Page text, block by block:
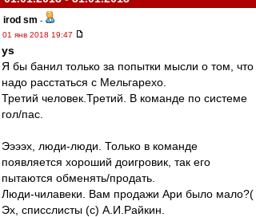
irod sm -
01 янв 2018 19:47
ys
Я бы банил только за попытки мысли о том, что
надо расстаться с Мельгарехо.
Третий человек.Третий. В команде по системе
гол/пас.
Ээээх, люди-люди. Только в команде
появляется хороший доигровик, так его
пытаются обменять/продать.
Люди-чилавеки. Вам продажи Ари было мало?(
Эх, списслисты (с) А.И.Райкин.